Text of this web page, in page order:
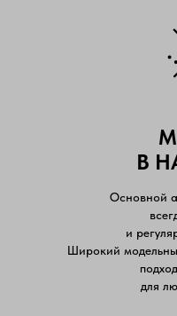
В
Основной
и
Широкий
для